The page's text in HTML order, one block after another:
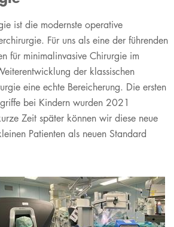
ist die modernste operative
Für uns als eine der führenden
für minimalinvasive Chirurgie im
der klassischen
eine echte Bereicherung. Die ersten
bei Kindern wurden 2021
Zeit später können wir diese neue
Patienten als neuen Standard